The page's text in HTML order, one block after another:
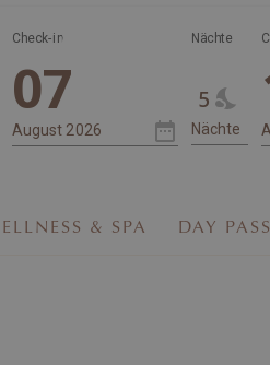
Check-in
07
Nächte
Nächte
5
& SPA DAY PASS